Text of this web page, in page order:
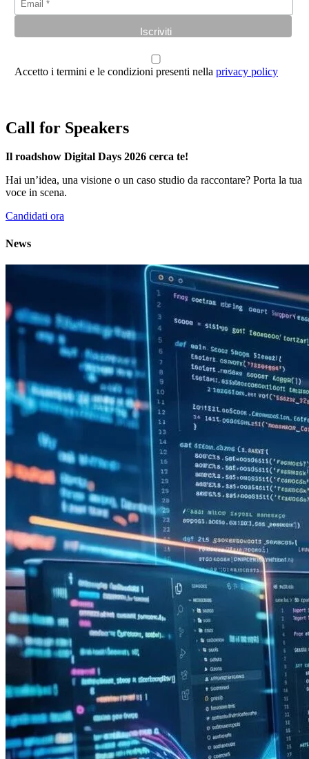
Accetto i termini e le condizioni presenti nella privacy policy
Call for Speakers
Il roadshow Digital Days 2026 cerca te!
Hai un’idea, una visione o un caso studio da raccontare? Porta la tua
voce in scena.
Candidati ora
News